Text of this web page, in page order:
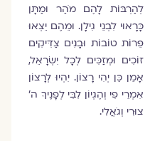
לְהַרְבּוֹת לָהֶם מֹהַר וּמַתָּן
כָּרָאוּי לִבְנֵי גִילָן. וּמֵהֶם יֵצְאוּ
פֵּרוֹת טוֹבוֹת וּבָנִים צַדִּיקִים
זוֹכִים וּמְזַכִּים לְכָל יִשְׂרָאֵל,
אָמֵן כֵּן יְהִי רָצוֹן. יִהְיוּ לְרָצוֹן
אִמְרֵי פִי וְהֶגְיוֹן לִבִּי לְפָנֶיךָ ה׳
צוּרִי וְגֹאֲלִי.